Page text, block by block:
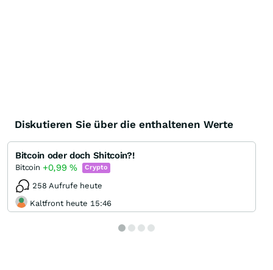
Diskutieren Sie über die enthaltenen Werte
Bitcoin oder doch Shitcoin?!
Bitcoin +0,99% Crypto
258 Aufrufe heute
Kaltfront heute 15:46